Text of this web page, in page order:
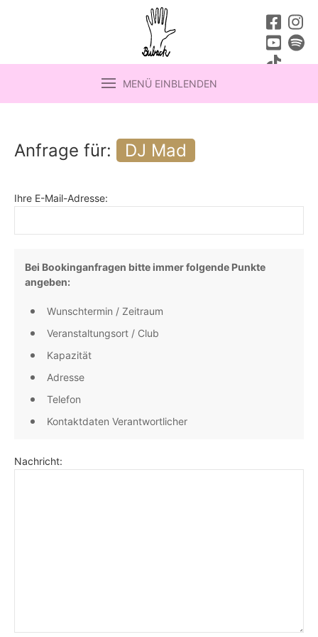
MENÜ EINBLENDEN
Anfrage für: DJ Mad
Ihre E-Mail-Adresse:
Bei Bookinganfragen bitte immer folgende Punkte
angeben:
Wunschtermin / Zeitraum
Veranstaltungsort / Club
Kapazität
Adresse
Telefon
Kontaktdaten Verantwortlicher
Nachricht: